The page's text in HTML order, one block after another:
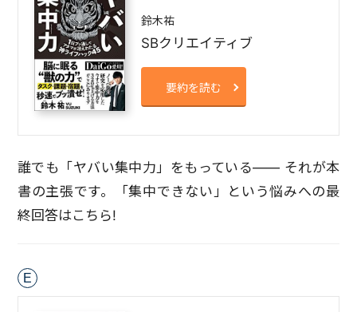
鈴木祐
SBクリエイティブ
要約を読む
誰でも「ヤバい集中力」をもっている―― それが本
書の主張です。「集中できない」という悩みへの最
終回答はこちら!
E